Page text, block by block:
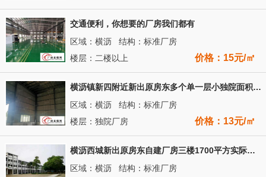
交通便利，你想要的厂房我们都有
区域：横沥 结构：标准厂房
楼层：二楼以上
价格：15元/㎡
横沥镇新四附近新出原房东多个单一层小独院面积按需部分装修
区域：横沥 结构：标准厂房
楼层：独院厂房
价格：13元/㎡
横沥西城新出原房东自建厂房三楼1700平方实际面积出租有环评
区域：横沥 结构：标准厂房